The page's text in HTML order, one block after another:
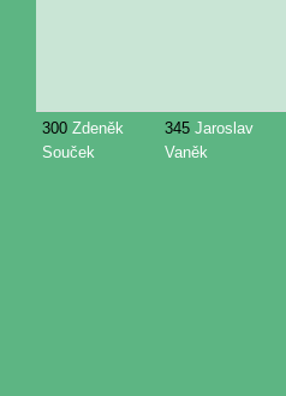
300 Zdeněk
Souček
345 Jaroslav
Vaněk